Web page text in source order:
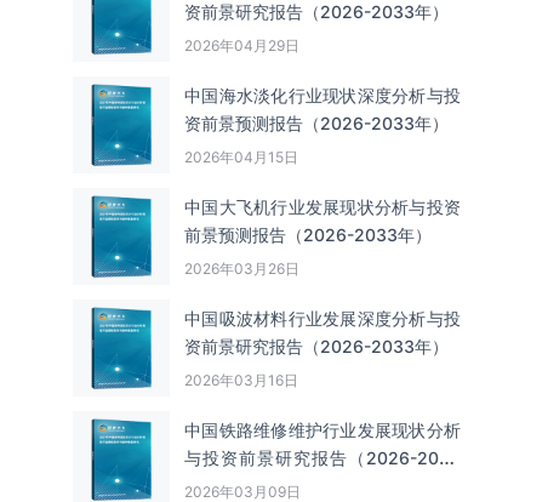
资前景研究报告（2026-2033年）
2026年04月29日
中国海水淡化行业现状深度分析与投
资前景预测报告（2026-2033年）
2026年04月15日
中国大飞机行业发展现状分析与投资
前景预测报告（2026-2033年）
2026年03月26日
中国吸波材料行业发展深度分析与投
资前景研究报告（2026-2033年）
2026年03月16日
中国铁路维修维护行业发展现状分析
与投资前景研究报告（2026-2033
年）
2026年03月09日